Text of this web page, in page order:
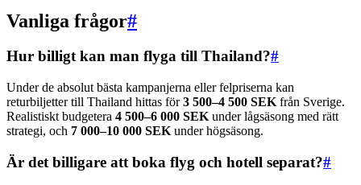
Vanliga frågor#
Hur billigt kan man flyga till Thailand?#
Under de absolut bästa kampanjerna eller felpriserna kan
returbiljetter till Thailand hittas för3 500–4 500 SEK från Sverige.
Realistiskt budgetera 4 500–6 000 SEK under lågsäsong med rätt
strategi, och 7 000–10 000 SEK under högsäsong.
Är det billigare att boka flyg och hotell separat?#